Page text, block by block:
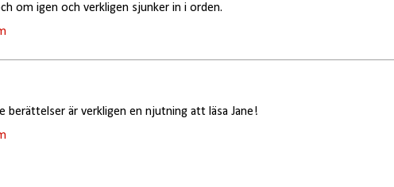
om igen och verkligen sjunker in i orden.
berättelser är verkligen en njutning att läsa Jane!